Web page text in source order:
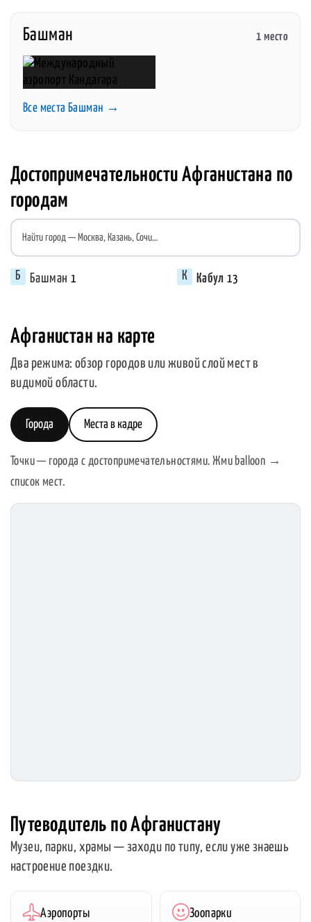
Башман 1 место
Все места Башман →
Достопримечательности Афганистана по
городам
Найти город
Башман 1 Кабул 13
Афганистан на карте
Два режима: обзор городов или живой слой мест в
видимой области.
Города Места в кадре
Точки — города с достопримечательностями. Жми balloon →
список мест.
Путеводитель по Афганистану
Музеи, парки, храмы — заходи по типу, если уже знаешь
настроение поездки.
Аэропорты Зоопарки